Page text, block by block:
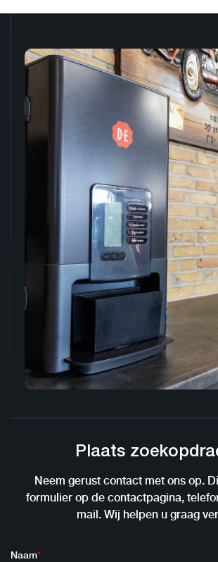
Plaats
Neem gerust contact met ons op.
formulier op de contactpagina,
mail. Wij helpen u graag
Naam*